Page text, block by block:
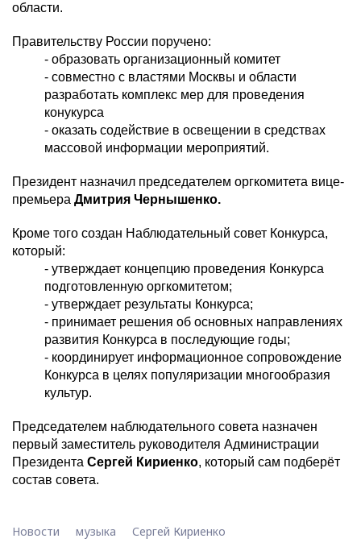
области.
Правительству России поручено:
- образовать организационный комитет
- совместно с властями Москвы и области
разработать комплекс мер для проведения
конукурса
- оказать содействие в освещении в средствах
массовой информации мероприятий.
Президент назначил председателем оргкомитета вице-
премьера Дмитрия Чернышенко.
Кроме того создан Наблюдательный совет Конкурса,
который:
- утверждает концепцию проведения Конкурса
подготовленную оргкомитетом;
- утверждает результаты Конкурса;
- принимает решения об основных направлениях
развития Конкурса в последующие годы;
- координирует информационное сопровождение
Конкурса в целях популяризации многообразия
культур.
Председателем наблюдательного совета назначен
первый заместитель руководителя Администрации
Президента Сергей Кириенко, который сам подберёт
состав совета.
Новости музыка Сергей Кириенко